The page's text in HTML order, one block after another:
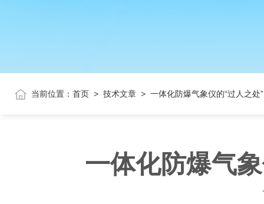
当前位置： 首页 > 技术文章 > 一体化防爆气象仪的“过人之
一体化防爆气